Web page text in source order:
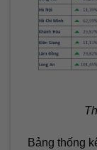
Bảng thống